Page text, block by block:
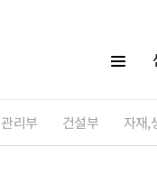
관리부 건설부 자재,